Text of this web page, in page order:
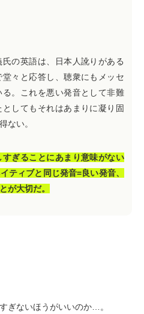
の英語は、日本人訛りがある
々と応答し、聴衆にもメッセ
。これを悪い発音として非難
してもそれはあまりに凝り固
ない。
ぎることにあまり意味がない
ティブと同じ発音=良い発音、
が大切だ。
ぎないほうがいいのか…。